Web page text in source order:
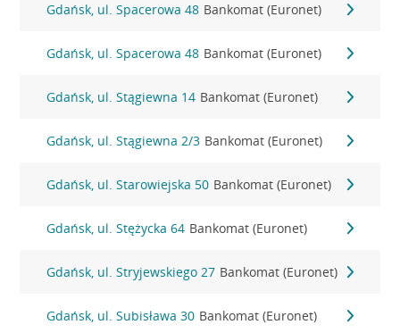
Gdańsk, ul. Spacerowa 48 Bankomat (Euronet)
Gdańsk, ul. Spacerowa 48 Bankomat (Euronet)
Gdańsk, ul. Stągiewna 14 Bankomat (Euronet)
Gdańsk, ul. Stągiewna 2/3 Bankomat (Euronet)
Gdańsk, ul. Starowiejska 50 Bankomat (Euronet)
Gdańsk, ul. Stężycka 64 Bankomat (Euronet)
Gdańsk, ul. Stryjewskiego 27 Bankomat (Euronet)
Gdańsk, ul. Subisława 30 Bankomat (Euronet)